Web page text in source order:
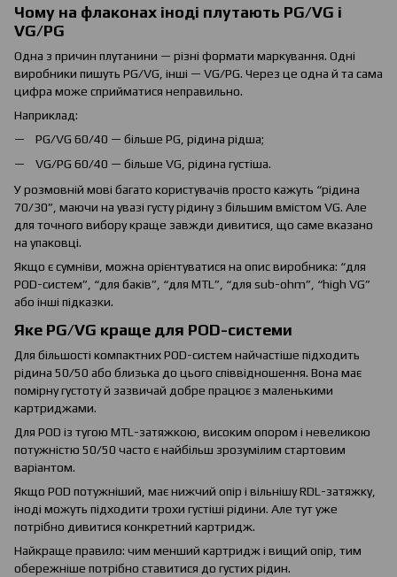
Чому на флаконах іноді плутають PG/VG і
VG/PG
Одна з причин плутанини — різні формати маркування. Одні
виробники пишуть PG/VG, інші — VG/PG. Через це одна й та сама
цифра може сприйматися неправильно.
Наприклад:
PG/VG 60/40 — більше PG, рідина рідша;
VG/PG 60/40 — більше VG, рідина густіша.
У розмовній мові багато користувачів просто кажуть “рідина
70/30”, маючи на увазі густу рідину з більшим вмістом VG. Але
для точного вибору краще завжди дивитися, що саме вказано
на упаковці.
Якщо є сумніви, можна орієнтуватися на опис виробника: “для
POD-систем”, “для баків”, “для MTL”, “для sub-ohm”, “high VG”
або інші підказки.
Яке PG/VG краще для POD-системи
Для більшості компактних POD-систем найчастіше підходить
рідина 50/50 або близька до цього співвідношення. Вона має
помірну густоту й зазвичай добре працює з маленькими
картриджами.
Для POD із тугою MTL-затяжкою, високим опором і невеликою
потужністю 50/50 часто є найбільш зрозумілим стартовим
варіантом.
Якщо POD потужніший, має нижчий опір і вільнішу RDL-затяжку,
іноді можуть підходити трохи густіші рідини. Але тут уже
потрібно дивитися конкретний картридж.
Найкраще правило: чим менший картридж і вищий опір, тим
обережніше потрібно ставитися до густих рідин.